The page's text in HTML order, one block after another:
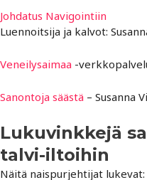
Johdatus Navigointiin
Luennoitsija ja kalvot:
Veneilysaimaa -
Sanontoja säästä – Susanna
Lukuvinkkejä
talvi-iltoihin
Näitä naispurjehtijat